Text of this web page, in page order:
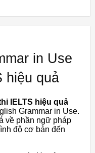
in Use
hiệu quả
IELTS hiệu quả
Grammar in Use.
về phần ngữ pháp
độ cơ bản đến